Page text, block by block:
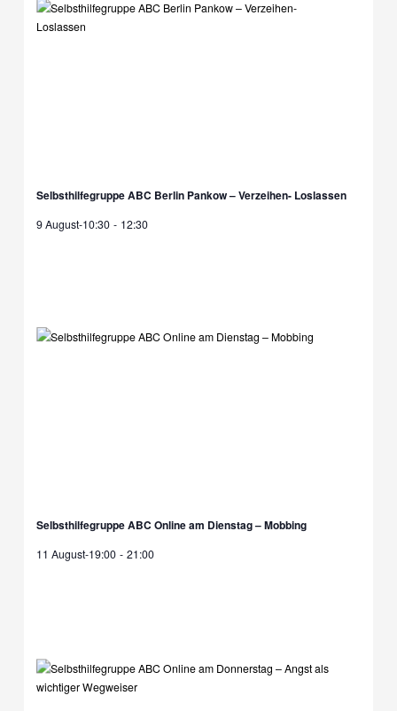
Selbsthilfegruppe ABC Berlin Pankow – Verzeihen- Loslassen
9 August-10:30 - 12:30
Selbsthilfegruppe ABC Online am Dienstag – Mobbing
11 August-19:00 - 21:00